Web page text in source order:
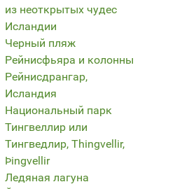
из неоткрытых чудес
Исландии
Черный пляж
Рейнисфьяра и колонны
Рейнисдрангар,
Исландия
Национальный парк
Тингвеллир или
Тингведлир, Thingvellir,
Þingvellir
Ледяная лагуна